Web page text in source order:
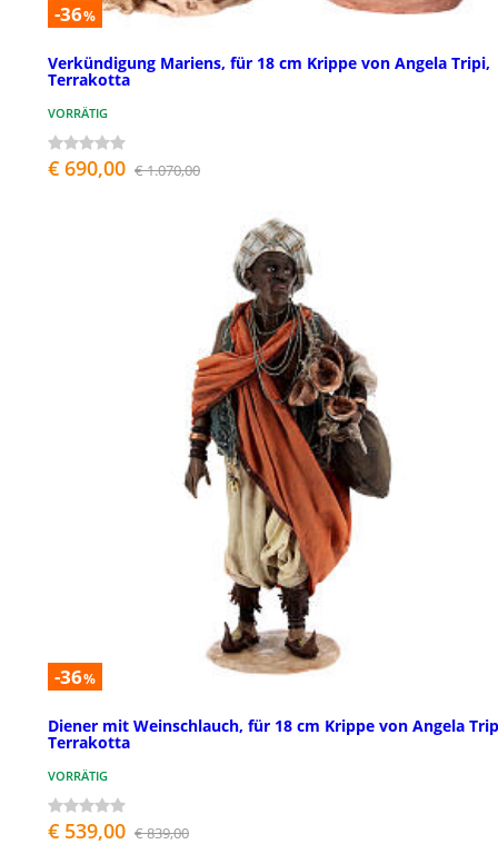
-36%
Verkündigung Mariens, für 18 cm Krippe von Angela Tripi,
Terrakotta
VORRÄTIG
€ 690,00 € 1.070,00
-36%
Diener mit Weinschlauch, für 18 cm Krippe von Angela
Terrakotta
VORRÄTIG
€ 539,00 € 839,00